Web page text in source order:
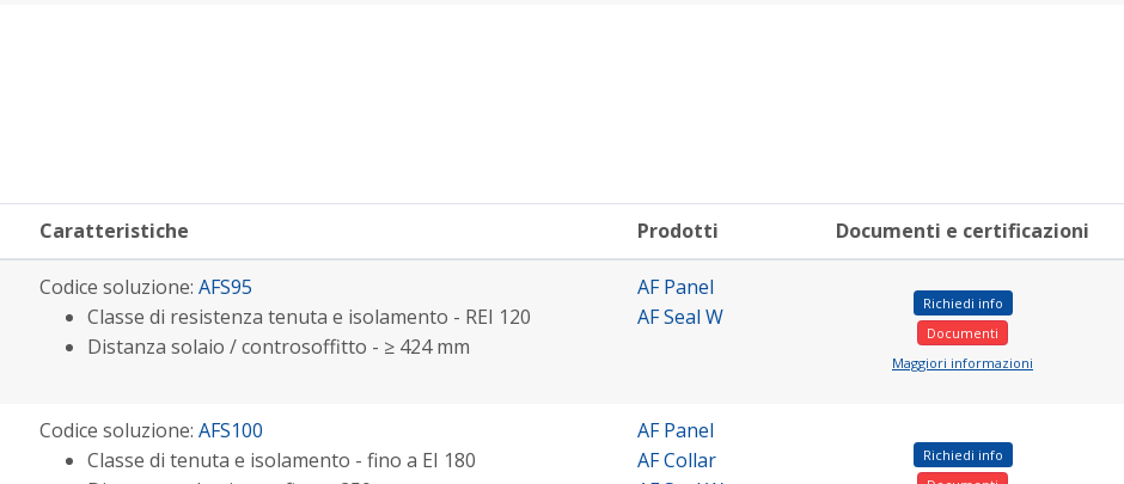
Caratteristiche Prodotti Documenti e certificazioni
Codice soluzione: AFS95
Classe di resistenza tenuta e isolamento - REI 120
Distanza solaio / controsoffitto - ≥ 424 mm
AF Panel
AF Seal W
Richiedi info
Documenti
Maggiori informazioni
Codice soluzione: AFS100
Classe di tenuta e isolamento - fino a EI 180
AF Panel
AF Collar
Richiedi info